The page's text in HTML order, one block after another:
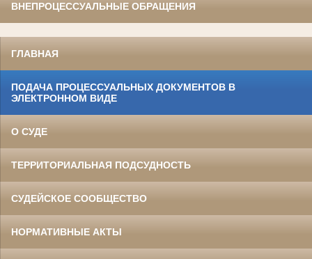
ВНЕПРОЦЕССУАЛЬНЫЕ ОБРАЩЕНИЯ
ГЛАВНАЯ
ПОДАЧА ПРОЦЕССУАЛЬНЫХ ДОКУМЕНТОВ В
ЭЛЕКТРОННОМ ВИДЕ
О СУДЕ
ТЕРРИТОРИАЛЬНАЯ ПОДСУДНОСТЬ
СУДЕЙСКОЕ СООБЩЕСТВО
НОРМАТИВНЫЕ АКТЫ